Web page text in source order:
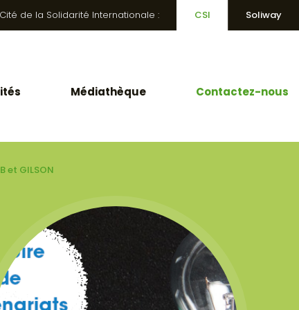
de la Solidarité Internationale : CSI Soliway
Médiathèque Contactez-nous
et GILSON